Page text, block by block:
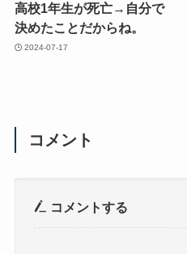
高校1年生が死亡→自分で
決めたことだからね。
2024-07-17
コメント
コメントする